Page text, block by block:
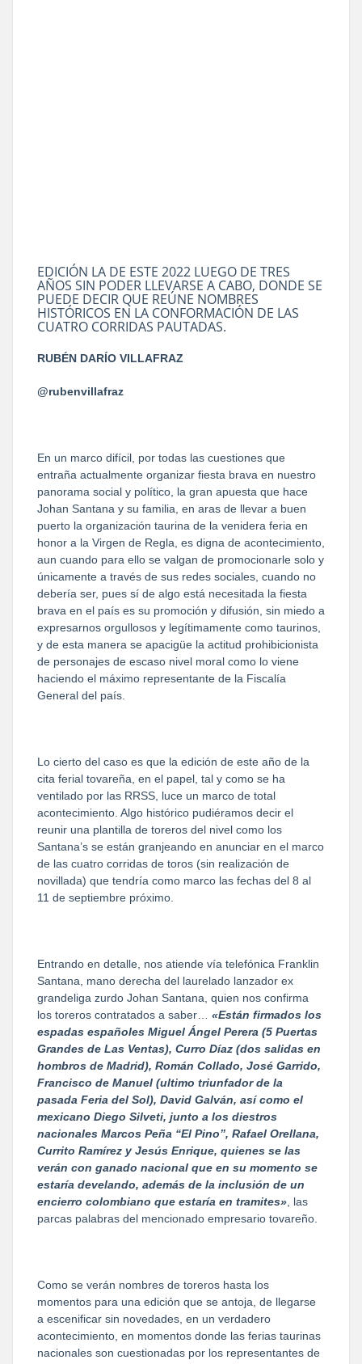
EDICIÓN LA DE ESTE 2022 LUEGO DE TRES
AÑOS SIN PODER LLEVARSE A CABO, DONDE SE
PUEDE DECIR QUE REÚNE NOMBRES
HISTÓRICOS EN LA CONFORMACIÓN DE LAS
CUATRO CORRIDAS PAUTADAS.
RUBÉN DARÍO VILLAFRAZ
@rubenvillafraz
En un marco difícil, por todas las cuestiones que
entraña actualmente organizar fiesta brava en nuestro
panorama social y político, la gran apuesta que hace
Johan Santana y su familia, en aras de llevar a buen
puerto la organización taurina de la venidera feria en
honor a la Virgen de Regla, es digna de acontecimiento,
aun cuando para ello se valgan de promocionarle solo y
únicamente a través de sus redes sociales, cuando no
debería ser, pues sí de algo está necesitada la fiesta
brava en el país es su promoción y difusión, sin miedo a
expresarnos orgullosos y legítimamente como taurinos,
y de esta manera se apacigüe la actitud prohibicionista
de personajes de escaso nivel moral como lo viene
haciendo el máximo representante de la Fiscalía
General del país.
Lo cierto del caso es que la edición de este año de la
cita ferial tovareña, en el papel, tal y como se ha
ventilado por las RRSS, luce un marco de total
acontecimiento. Algo histórico pudiéramos decir el
reunir una plantilla de toreros del nivel como los
Santana’s se están granjeando en anunciar en el marco
de las cuatro corridas de toros (sin realización de
novillada) que tendría como marco las fechas del 8 al
11 de septiembre próximo.
Entrando en detalle, nos atiende vía telefónica Franklin
Santana, mano derecha del laurelado lanzador ex
grandeliga zurdo Johan Santana, quien nos confirma
los toreros contratados a saber… «Están firmados los
espadas españoles Miguel Ángel Perera (5 Puertas
Grandes de Las Ventas), Curro Díaz (dos salidas en
hombros de Madrid), Román Collado, José Garrido,
Francisco de Manuel (ultimo triunfador de la
pasada Feria del Sol), David Galván, así como el
mexicano Diego Silveti, junto a los diestros
nacionales Marcos Peña “El Pino”, Rafael Orellana,
Currito Ramírez y Jesús Enrique, quienes se las
verán con ganado nacional que en su momento se
estaría develando, además de la inclusión de un
encierro colombiano que estaría en tramites» , las
parcas palabras del mencionado empresario tovareño.
Como se verán nombres de toreros hasta los
momentos para una edición que se antoja, de llegarse
a escenificar sin novedades, en un verdadero
acontecimiento, en momentos donde las ferias taurinas
nacionales son cuestionadas por los representantes de